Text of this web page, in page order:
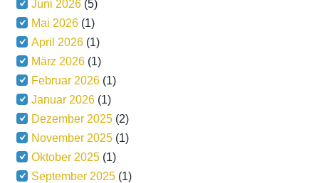
Juni 2026 (5)
Mai 2026 (1)
April 2026 (1)
März 2026 (1)
Februar 2026 (1)
Januar 2026 (1)
Dezember 2025 (2)
November 2025 (1)
Oktober 2025 (1)
September 2025 (1)